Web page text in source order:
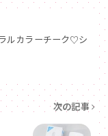
ルカラーチーク♡シ
次の記事